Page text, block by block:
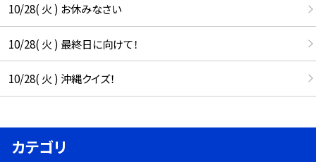
10/28( 火 ) お休みなさい
10/28( 火 ) 最終日に向けて！
10/28( 火 ) 沖縄クイズ！
カテゴリ